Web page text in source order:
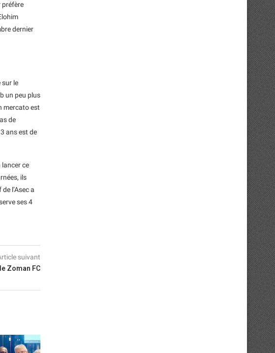
préfère
dernier
sur le
un peu plus
mercato est
de
ans est de
lancer ce
ils
l’Asec a
ses 4
suivant
Zoman FC